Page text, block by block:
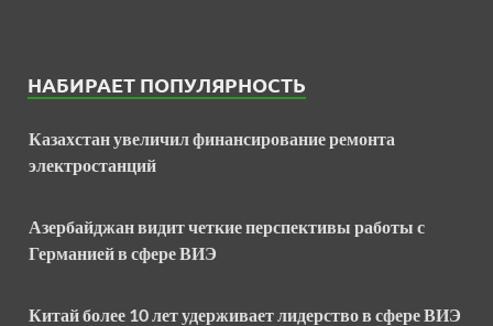
НАБИРАЕТ ПОПУЛЯРНОСТЬ
Казахстан увеличил финансирование ремонта
электростанций
Азербайджан видит четкие перспективы работы с
Германией в сфере ВИЭ
Китай более 10 лет удерживает лидерство в сфере ВИЭ